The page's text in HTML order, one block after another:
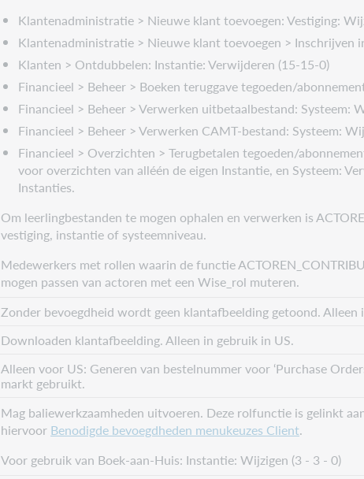
Klantenadministratie > Nieuwe klant toevoegen: Vestiging:
Klantenadministratie > Nieuwe klant toevoegen > Inschrijven
Klanten > Ontdubbelen: Instantie: Verwijderen (15-15-0)
Financieel > Beheer > Boeken teruggave tegoeden/
Financieel > Beheer > Verwerken uitbetaalbestand: Systeem:
Financieel > Beheer > Verwerken CAMT-bestand: Systeem:
Financieel > Overzichten > Terugbetalen tegoeden/
voor overzichten van alléén de eigen Instantie, en Systeem:
Instanties.
Om leerlingbestanden te mogen ophalen en verwerken is
vestiging, instantie of systeemniveau.
Medewerkers met rollen waarin de functie
mogen passen van actoren met een Wise_rol muteren.
Zonder bevoegdheid wordt geen klantafbeelding getoond. Alleen
Downloaden klantafbeelding. Alleen in gebruik in US.
Alleen voor US: Generen van bestelnummer voor ‘Purchase
markt gebruikt.
Mag baliewerkzaamheden uitvoeren. Deze rolfunctie is gelinkt
hiervoor Benodigde bevoegdheden menukeuzes Client.
Voor gebruik van Boek-aan-Huis: Instantie: Wijzigen (3 - 3 - 0)